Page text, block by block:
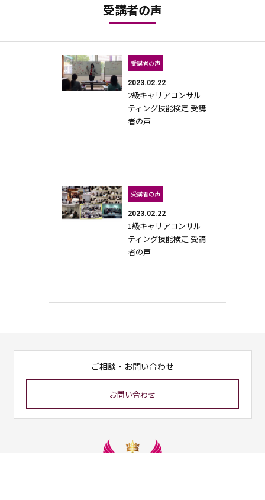
受講者の声
受講者の声
2023.02.22
2級キャリアコンサル
ティング技能検定 受講
者の声
受講者の声
2023.02.22
1級キャリアコンサル
ティング技能検定 受講
者の声
ご相談・お問い合わせ
お問い合わせ